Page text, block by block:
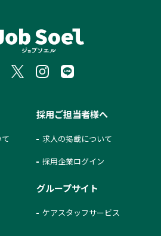
採用ご担当者様へ
求人の掲載について
採用企業ログイン
グループサイト
ケアスタッフサービス